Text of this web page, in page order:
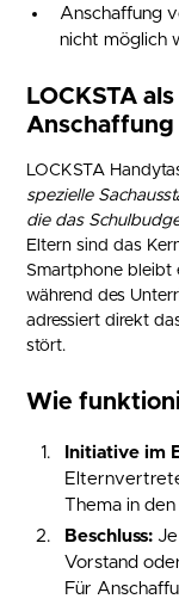
Anschaffung
nicht möglich
LOCKSTA
Anschaffung
LOCKSTA
spezielle
die das
Eltern sind das
Smartphone bleibt
während des
adressiert direkt
stört.
Wie
Initiative im
Thema in
Beschluss:
Vorstand
Für